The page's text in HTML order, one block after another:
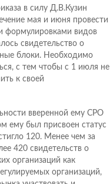
в силу Д.В.Кузин
мая и июня провести
формулировками видов
свидетельство о
блоки. Необходимо
с тем чтобы с 1 июля не
к своей
вверенной ему СРО
ему был присвоен статус
120. Менее чем за
420 свидетельств о
организаций как
организаций,